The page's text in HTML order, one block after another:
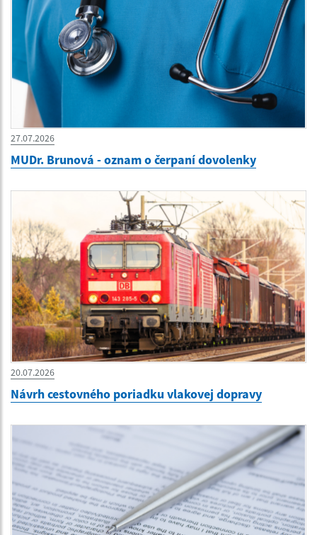
27.07.2026
MUDr. Brunová - oznam o čerpaní dovolenky
20.07.2026
Návrh cestovného poriadku vlakovej dopravy